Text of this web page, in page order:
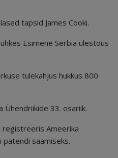
tapsid James Cooki.
Esimene Serbia ülestõus
tulekahjus hukkus 800
Ühendriikide 33. osariik.
registreeris Ameerika
saamiseks.